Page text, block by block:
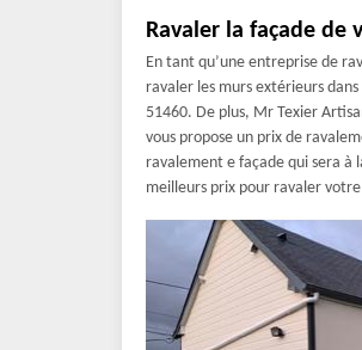
Ravaler la façade de
En tant qu’une entreprise de
ravaler les murs extérieurs
51460. De plus, Mr Texier
vous propose un prix de
ravalement e façade qui sera à
meilleurs prix pour ravaler